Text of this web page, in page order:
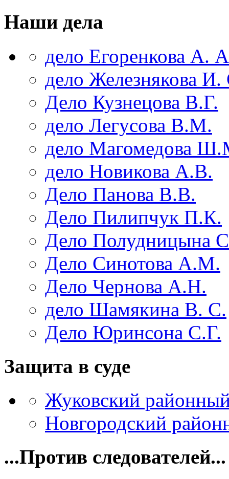
Наши дела
дело Егоренкова А.
дело Железнякова И.
Дело Кузнецова В.Г.
дело Легусова В.М.
дело Магомедова
дело Новикова А.В.
Дело Панова В.В.
Дело Пилипчук П.К.
Дело Полудницына
Дело Синотова А.М.
Дело Чернова А.Н.
дело Шамякина В. С.
Дело Юринсона С.Г.
Защита в суде
Жуковский
Новгородский
...Против следователей...